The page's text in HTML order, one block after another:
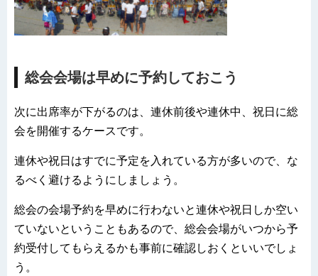
総会会場は早めに予約しておこう
次に出席率が下がるのは、連休前後や連休中、祝日に総
会を開催するケースです。
連休や祝日はすでに予定を入れている方が多いので、な
るべく避けるようにしましょう。
総会の会場予約を早めに行わないと連休や祝日しか空い
ていないということもあるので、総会会場がいつから予
約受付してもらえるかも事前に確認しおくといいでしょ
う。